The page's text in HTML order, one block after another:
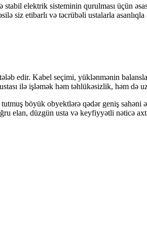
elektrik sisteminin qurulması üçün
siz etibarlı və təcrübəli ustalarla
edir. Kabel seçimi, yüklənmənin
ilə işləmək həm təhlükəsizlik, həm də
böyük obyektlərə qədər geniş
elan, düzgün usta və keyfiyyətli nəticə